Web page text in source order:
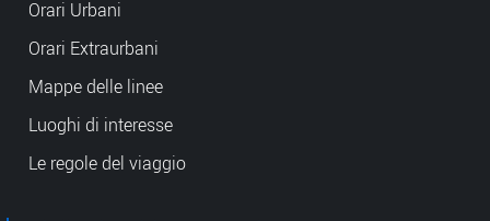
Orari Urbani
Orari Extraurbani
Mappe delle linee
Luoghi di interesse
Le regole del viaggio